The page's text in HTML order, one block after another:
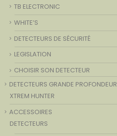
TB ELECTRONIC
WHITE’S
DETECTEURS DE SÉCURITÉ
LEGISLATION
CHOISIR SON DETECTEUR
DETECTEURS GRANDE PROFONDEUR
XTREM HUNTER
ACCESSOIRES
DETECTEURS